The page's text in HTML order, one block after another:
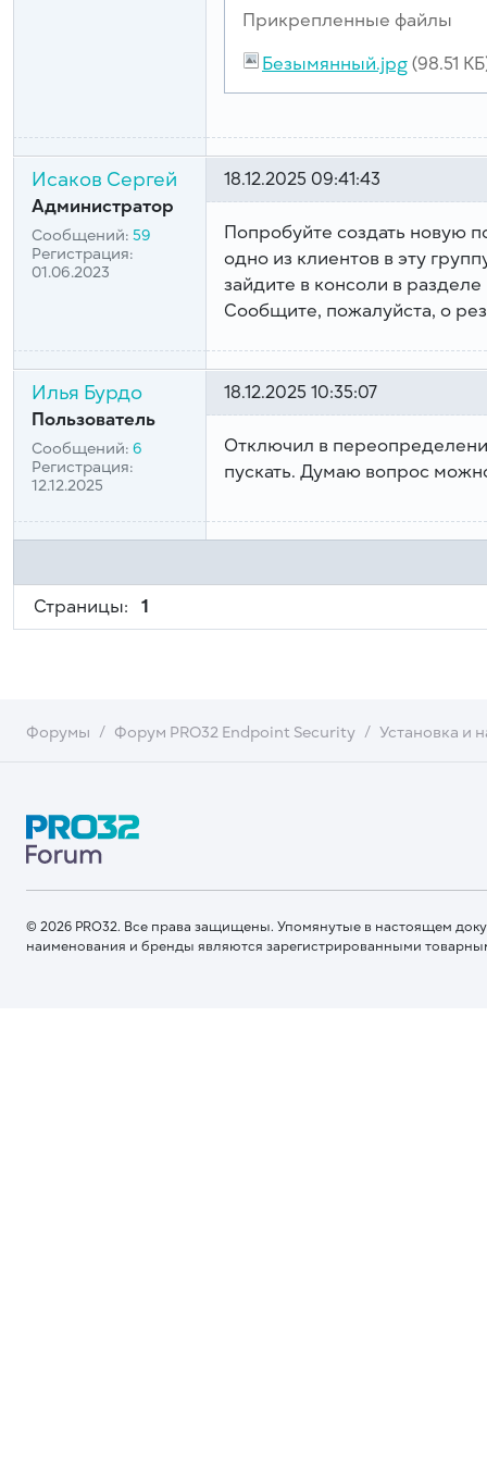
Прикрепленные файлы
Безымянный.jpg(98.51
Исаков Сергей
Администратор
Сообщений: 59
Регистрация:
01.06.2023
18.12.2025 09:41:43
Попробуйте создать новую
одно из клиентов в эту
зайдите в консоли в
Сообщите, пожалуйста, о
Илья Бурдо
Пользователь
Сообщений: 6
Регистрация:
12.12.2025
18.12.2025 10:35:07
Отключил в
пускать. Думаю вопрос
Страницы: 1
Форумы Форум PRO32 Endpoint Security Установка и
© 2026 PRO32. Все права защищены. Упомянутые в настоящем
наименования и бренды являются зарегистрированными